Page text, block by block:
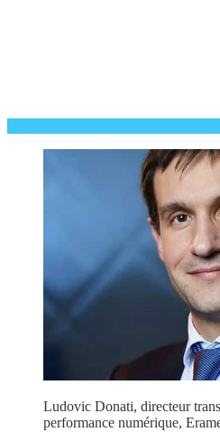
Ludovic Donati, directeur
performance numérique,